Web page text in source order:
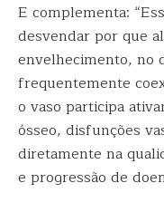
E complementa:
desvendar por que
envelhecimento, no
frequentemente
o vaso participa
ósseo, disfunções
diretamente na
e progressão de